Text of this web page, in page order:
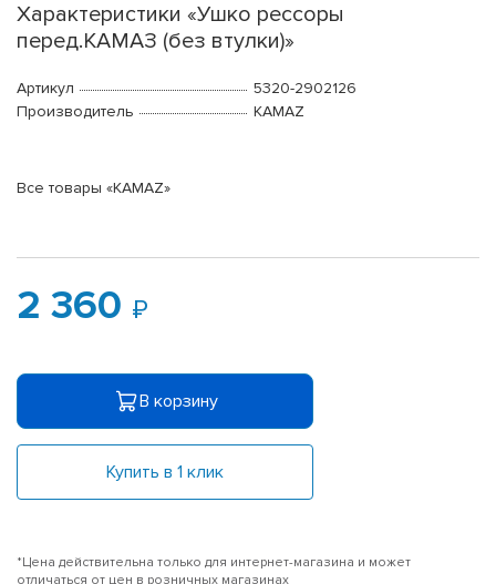
Характеристики «Ушко рессоры
перед.КАМАЗ (без втулки)»
Артикул
5320-2902126
Производитель
KAMAZ
Все товары «KAMAZ»
2 360
В корзину
Купить в 1 клик
*Цена действительна только для интернет-магазина и может
отличаться от цен в розничных магазинах